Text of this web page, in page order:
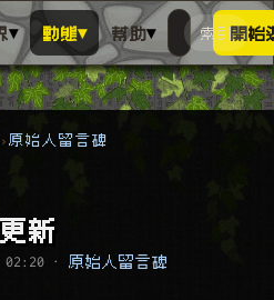
▾ 動態▾ 幫助▾
搜尋萬物
搜人物、
索引開始
原始人留言碑
新
02:20 · 原始人留言碑